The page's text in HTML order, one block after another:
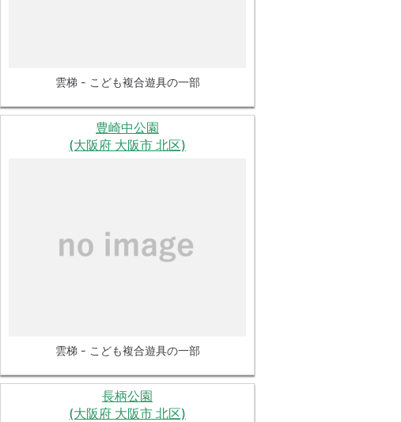
雲梯 - こども複合遊具の一部
豊崎中公園
(大阪府 大阪市 北区)
雲梯 - こども複合遊具の一部
長柄公園
(大阪府 大阪市 北区)